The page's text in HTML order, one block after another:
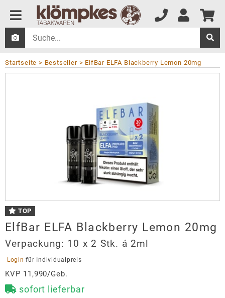
Startseite Bestseller ElfBar ELFA Blackberry Lemon 20mg
TOP
ElfBar ELFA Blackberry Lemon 20mg
Verpackung: 10 x 2 Stk. á 2ml
Login für Individualpreis
KVP 11,990/Geb.
sofort lieferbar